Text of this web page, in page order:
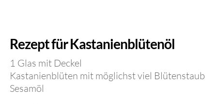
Rezept für Kastanienblütenöl
1 Glas mit Deckel
Kastanienblüten mit möglichst viel Blütenstaub
Sesamöl